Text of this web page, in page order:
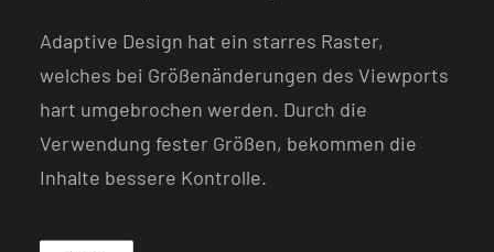
Adaptive Design hat ein starres Raster,
welches bei Größenänderungen des Viewports
hart umgebrochen werden. Durch die
Verwendung fester Größen, bekommen die
Inhalte bessere Kontrolle.